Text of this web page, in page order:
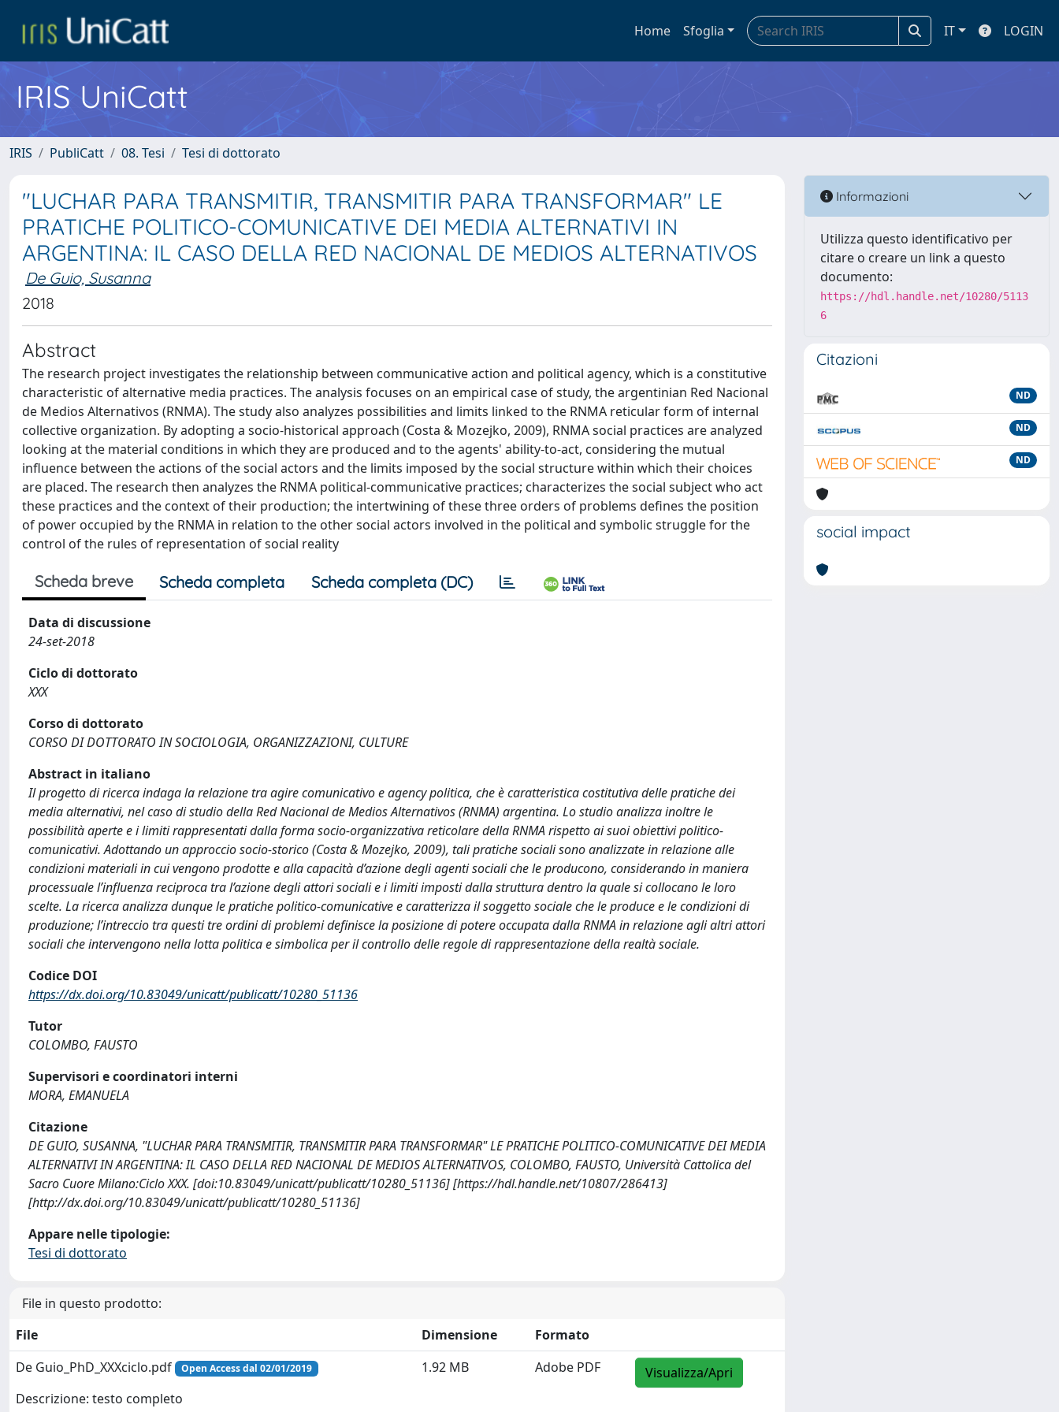
Home Sfoglia IT LOGIN
IRIS UniCatt
IRIS PubliCatt 08. Tesi Tesi di dottorato
"LUCHAR PARA TRANSMITIR, TRANSMITIR PARA TRANSFORMAR" LE
PRATICHE POLITICO-COMUNICATIVE DEI MEDIA ALTERNATIVI IN
ARGENTINA: IL CASO DELLA RED NACIONAL DE MEDIOS ALTERNATIVOS
De Guio, Susanna
2018
Abstract
The research project investigates the relationship between communicative action and political agency, which is a constitutive
characteristic of alternative media practices. The analysis focuses on an empirical case of study, the argentinian Red Nacional
de Medios Alternativos (RNMA). The study also analyzes possibilities and limits linked to the RNMA reticular form of internal
collective organization. By adopting a socio-historical approach (Costa & Mozejko, 2009), RNMA social practices are analyzed
looking at the material conditions in which they are produced and to the agents' ability-to-act, considering the mutual
influence between the actions of the social actors and the limits imposed by the social structure within which their choices
are placed. The research then analyzes the RNMA political-communicative practices; characterizes the social subject who act
these practices and the context of their production; the intertwining of these three orders of problems defines the position
of power occupied by the RNMA in relation to the other social actors involved in the political and symbolic struggle for the
control of the rules of representation of social reality
Scheda breve Scheda completa Scheda completa (DC)
Data di discussione
24-set-2018
Ciclo di dottorato
XXX
Corso di dottorato
CORSO DI DOTTORATO IN SOCIOLOGIA, ORGANIZZAZIONI, CULTURE
Abstract in italiano
Il progetto di ricerca indaga la relazione tra agire comunicativo e agency politica, che è caratteristica costitutiva delle pratiche dei
media alternativi, nel caso di studio della Red Nacional de Medios Alternativos (RNMA) argentina. Lo studio analizza inoltre le
possibilità aperte e i limiti rappresentati dalla forma socio-organizzativa reticolare della RNMA rispetto ai suoi obiettivi politico-
comunicativi. Adottando un approccio socio-storico (Costa & Mozejko, 2009), tali pratiche sociali sono analizzate in relazione alle
condizioni materiali in cui vengono prodotte e alla capacità d’azione degli agenti sociali che le producono, considerando in maniera
processuale l’influenza reciproca tra l’azione degli attori sociali e i limiti imposti dalla struttura dentro la quale si collocano le loro
scelte. La ricerca analizza dunque le pratiche politico-comunicative e caratterizza il soggetto sociale che le produce e le condizioni di
produzione; l’intreccio tra questi tre ordini di problemi definisce la posizione di potere occupata dalla RNMA in relazione agli altri attori
sociali che intervengono nella lotta politica e simbolica per il controllo delle regole di rappresentazione della realtà sociale.
Codice DOI
https://dx.doi.org/10.83049/unicatt/publicatt/10280_51136
Tutor
COLOMBO, FAUSTO
Supervisori e coordinatori interni
MORA, EMANUELA
Citazione
DE GUIO, SUSANNA, "LUCHAR PARA TRANSMITIR, TRANSMITIR PARA TRANSFORMAR" LE PRATICHE POLITICO-COMUNICATIVE DEI MEDIA
ALTERNATIVI IN ARGENTINA: IL CASO DELLA RED NACIONAL DE MEDIOS ALTERNATIVOS, COLOMBO, FAUSTO, Università Cattolica del
Sacro Cuore Milano:Ciclo XXX. [doi:10.83049/unicatt/publicatt/10280_51136] [https://hdl.handle.net/10807/286413]
[http://dx.doi.org/10.83049/unicatt/publicatt/10280_51136]
Appare nelle tipologie:
Tesi di dottorato
File in questo prodotto:
File
Dimensione
Formato
De Guio_PhD_XXXciclo.pdf
Open Access dal 02/01/2019
Descrizione: testo completo
1.92 MB Adobe PDF Visualizza/Apri
Informazioni
Utilizza questo identificativo per
citare o creare un link a questo
documento:
https://hdl.handle.net/10280/5113
6
Citazioni
ND
ND
ND
social impact